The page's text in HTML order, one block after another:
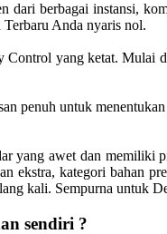
berbagai instansi,
Anda nyaris nol.
yang ketat. Mulai
penuh untuk
yang awet dan memiliki
ekstra, kategori
kali. Sempurna untuk
sendiri ?